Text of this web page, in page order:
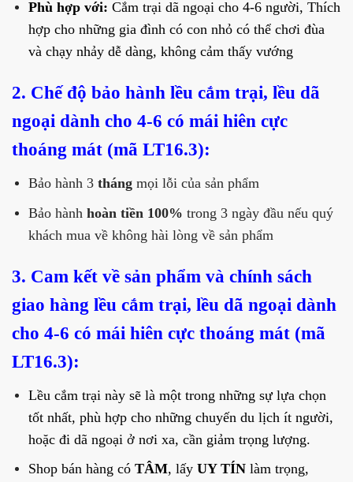
Phù hợp với: Cắm trại dã ngoại cho 4-6 người, Thích
hợp cho những gia đình có con nhỏ có thể chơi đùa
và chạy nhảy dễ dàng, không cảm thấy vướng
2. Chế độ bảo hành lều cắm trại, lều dã
ngoại dành cho 4-6 có mái hiên cực
thoáng mát (mã LT16.3):
Bảo hành 3thángmọi lỗi của sản phẩm
Bảo hành hoàn tiền 100% trong 3 ngày đầu nếu quý
khách mua về không hài lòng về sản phẩm
3. Cam kết về sản phẩm và chính sách
giao hàng lều cắm trại, lều dã ngoại dành
cho 4-6 có mái hiên cực thoáng mát (mã
LT16.3):
Lều cắm trại này sẽ là một trong những sự lựa chọn
tốt nhất, phù hợp cho những chuyến du lịch ít người,
hoặc đi dã ngoại ở nơi xa, cần giảm trọng lượng.
Shop bán hàng có TÂM, lấy UY TÍNlàm trọng,